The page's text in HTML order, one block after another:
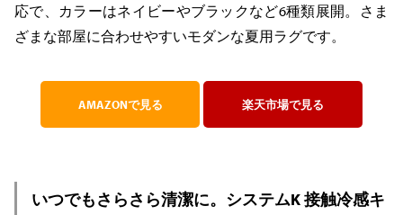
応で、カラーはネイビーやブラックなど6種類展開。さま
ざまな部屋に合わせやすいモダンな夏用ラグです。
AMAZONで見る 楽天市場で見る
いつでもさらさら清潔に。システムK 接触冷感キ